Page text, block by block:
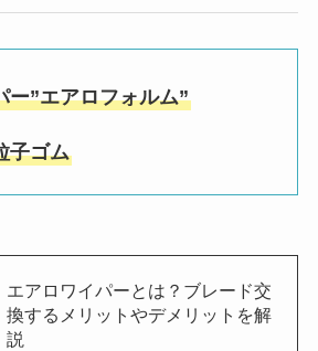
ー”エアロフォルム”
子ゴム
エアロワイパーとは？ブレード交
換するメリットやデメリットを解
説